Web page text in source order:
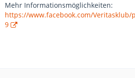
Mehr Informationsmöglichkeiten:
https://www.facebook.com/Veritasklub/
9